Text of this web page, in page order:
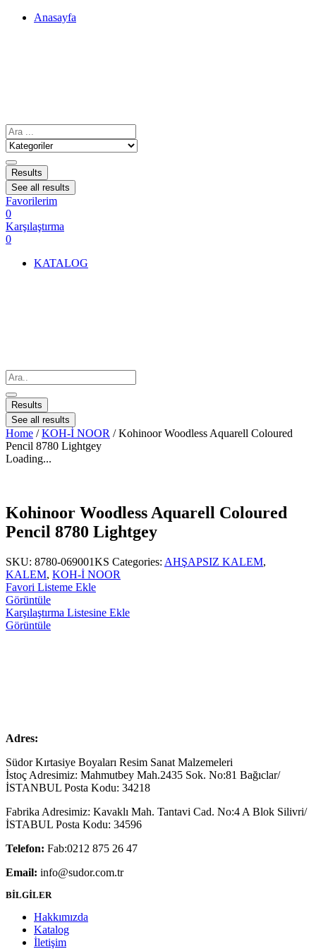
Anasayfa
Results
See all results
Favorilerim
0
Karşılaştırma
0
KATALOG
Results
See all results
Home /KOH-İ NOOR / Kohinoor Woodless Aquarell Coloured
Pencil 8780 Lightgey
Loading...
Kohinoor Woodless Aquarell Coloured
Pencil 8780 Lightgey
SKU: 8780-069001KS Categories: AHŞAPSIZ KALEM,
KALEM, KOH-İ NOOR
Favori Listeme Ekle
Görüntüle
Karşılaştırma Listesine Ekle
Görüntüle
Adres:
Südor Kırtasiye Boyaları Resim Sanat Malzemeleri
İstoç Adresimiz: Mahmutbey Mah.2435 Sok. No:81 Bağıclar/
İSTANBUL Posta Kodu: 34218
Fabrika Adresimiz: Kavaklı Mah. Tantavi Cad. No:4 A Blok Silivri/
İSTABUL Posta Kodu: 34596
Telefon: Fab:0212 875 26 47
Email: info@sudor.com.tr
BİLGİLER
Hakkımızda
Katalog
İletişim